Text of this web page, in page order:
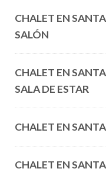
CHALET EN
SALÓN
CHALET EN
SALA DE ESTAR
CHALET EN
CHALET EN